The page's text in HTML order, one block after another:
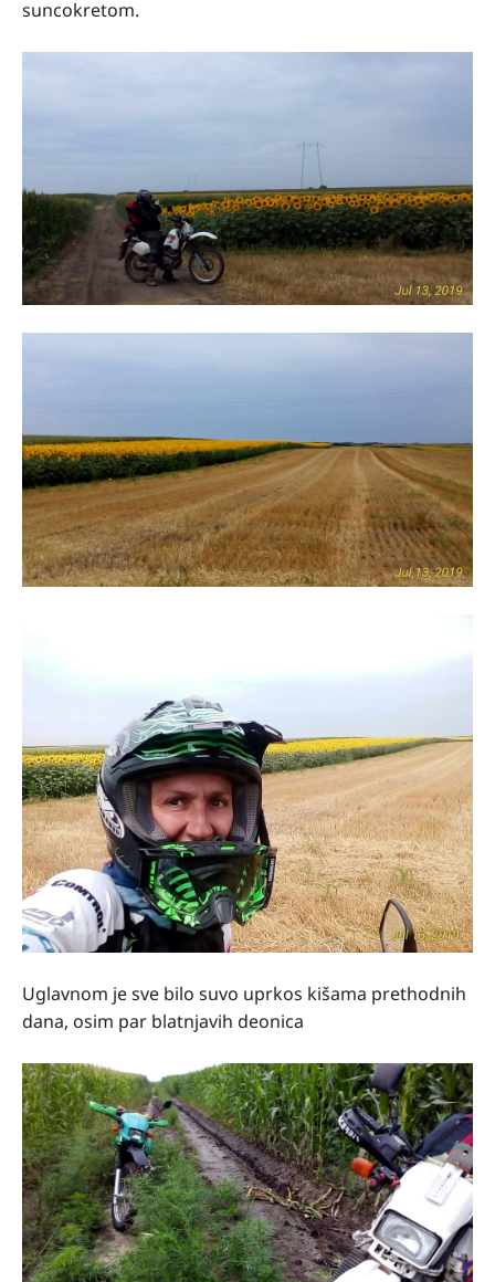
suncokretom.
Uglavnom je sve bilo suvo uprkos kišama prethodnih
dana, osim par blatnjavih deonica